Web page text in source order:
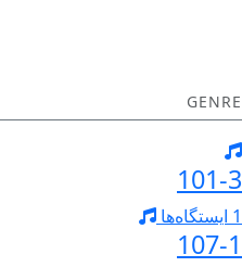
GENRE
101-3
1 ایستگاه‌ها
107-1